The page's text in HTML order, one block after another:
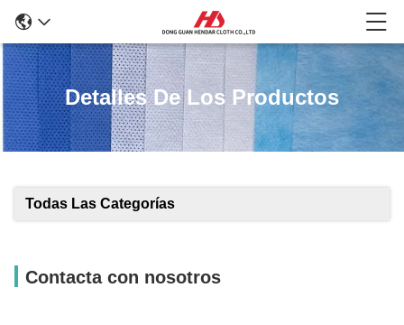
Detalles De Los Productos
Todas Las Categorías
Contacta con nosotros